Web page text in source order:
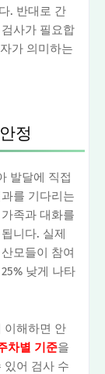
. 반대로 간
사가 필요합
가 의미하는
정
발달에 직접
를 기다리는
족과 대화를
니다. 실제
모들이 참여
낮게 나타
이해하면 안
차별 기준을
있어 검사 수